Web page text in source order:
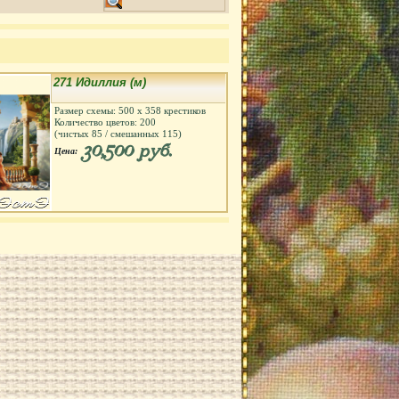
271 Идиллия (м)
Размер схемы: 500 х 358 крестиков
Количество цветов: 200
(чистых 85 / смешанных 115)
Цена: 30,500 руб.